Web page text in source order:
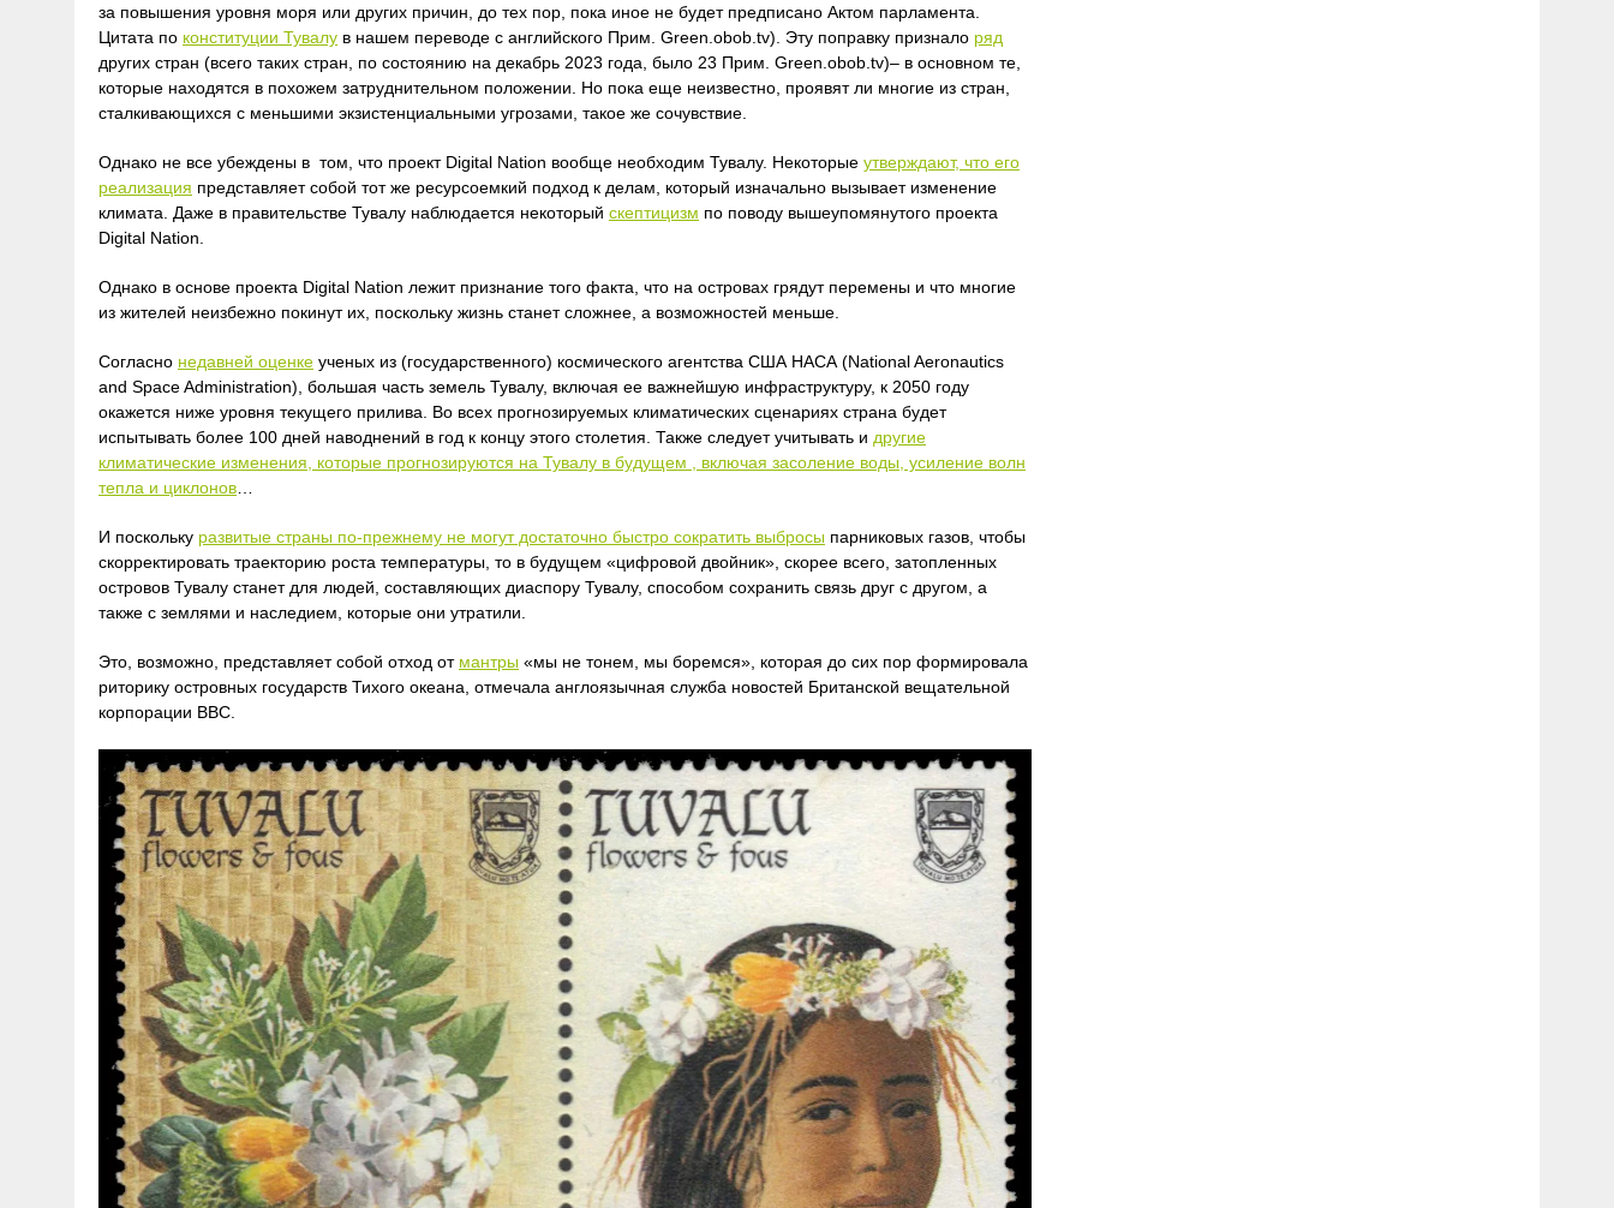
за повышения уровня моря или других причин, до тех пор, пока иное не будет предписано Актом парламента.
Цитата по конституции Тувалу в нашем переводе с английского Прим. Green.obob.tv). Эту поправку признало ряд
других стран (всего таких стран, по состоянию на декабрь 2023 года, было 23 Прим. Green.obob.tv)– в основном те,
которые находятся в похожем затруднительном положении. Но пока еще неизвестно, проявят ли многие из стран,
сталкивающихся с меньшими экзистенциальными угрозами, такое же сочувствие.
Однако не все убеждены в том, что проект Digital Nation вообще необходим Тувалу. Некоторые утверждают, что его
реализация представляет собой тот же ресурсоемкий подход к делам, который изначально вызывает изменение
климата. Даже в правительстве Тувалу наблюдается некоторый скептицизм по поводу вышеупомянутого проекта
Digital Nation.
Однако в основе проекта Digital Nation лежит признание того факта, что на островах грядут перемены и что многие
из жителей неизбежно покинут их, поскольку жизнь станет сложнее, а возможностей меньше.
Согласно недавней оценке ученых из (государственного) космического агентства США НАСА (National Aeronautics
and Space Administration), большая часть земель Тувалу, включая ее важнейшую инфраструктуру, к 2050 году
окажется ниже уровня текущего прилива. Во всех прогнозируемых климатических сценариях страна будет
испытывать более 100 дней наводнений в год к концу этого столетия. Также следует учитывать и другие
климатические изменения, которые прогнозируются на Тувалу в будущем , включая засоление воды, усиление волн
тепла и циклонов
И поскольку развитые страны по-прежнему не могут достаточно быстро сократить выбросы парниковых газов, чтобы
скорректировать траекторию роста температуры, то в будущем «цифровой двойник», скорее всего, затопленных
островов Тувалу станет для людей, составляющих диаспору Тувалу, способом сохранить связь друг с другом, а
также с землями и наследием, которые они утратили.
Это, возможно, представляет собой отход от мантры «мы не тонем, мы боремся», которая до сих пор формировала
риторику островных государств Тихого океана, отмечала англоязычная служба новостей Британской вещательной
корпорации BBC.